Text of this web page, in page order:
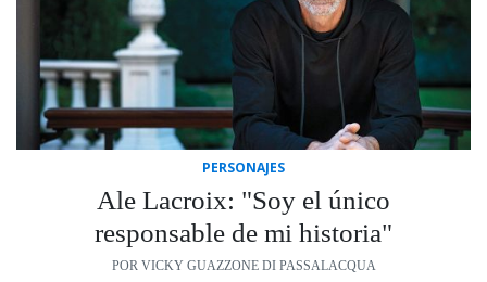
PERSONAJES
Ale Lacroix: "Soy el único
responsable de mi historia"
POR VICKY GUAZZONE DI PASSALACQUA